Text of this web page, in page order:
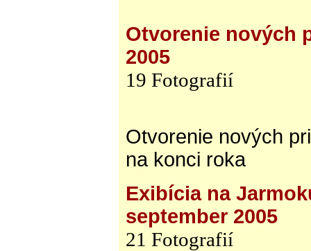
Otvorenie nových
2005
19 Fotografií
Otvorenie nových
na konci roka
Exibícia na
september 2005
21 Fotografií